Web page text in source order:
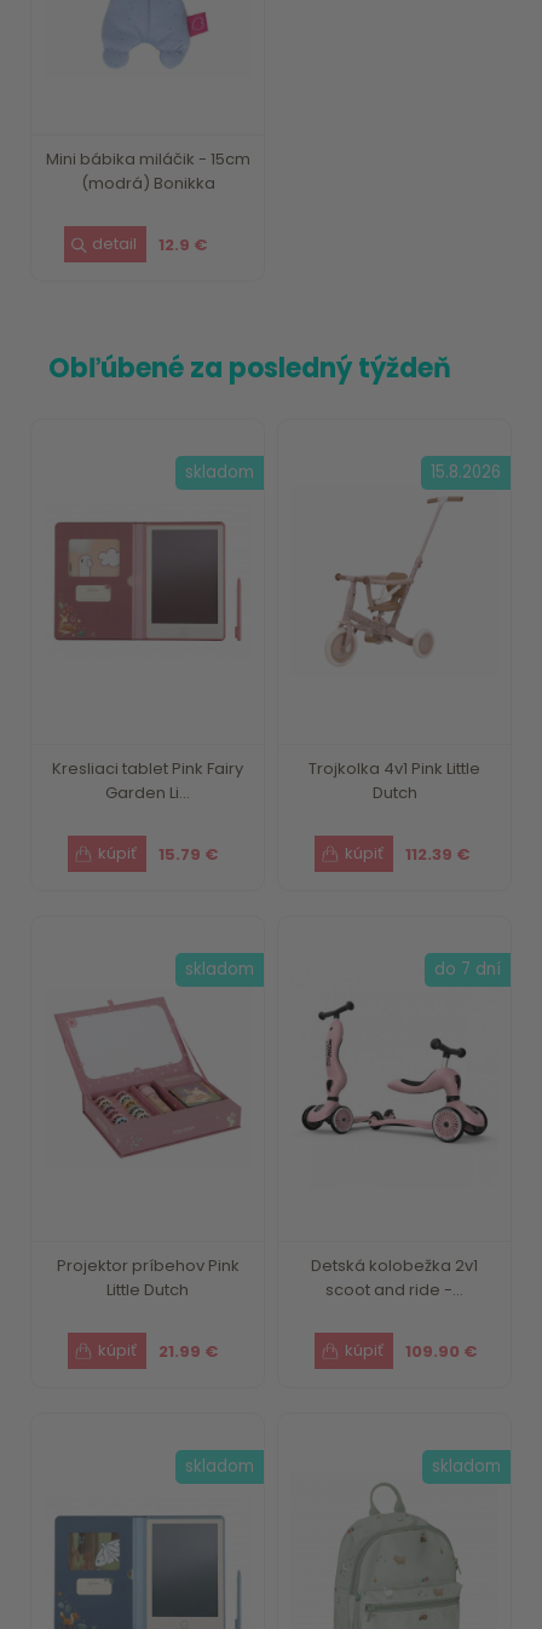
Mini bábika miláčik - 15cm
(modrá) Bonikka
12.9 €
Obľúbené za posledný týždeň
Kresliaci tablet Pink Fairy
Garden Li...
15.79 €
skladom
Trojkolka 4v1 Pink Little
Dutch
112.39 €
15.8.2026
Projektor príbehov Pink
Little Dutch
21.99 €
skladom
Detská kolobežka 2v1
scoot and ride -...
109.90 €
do 7 dní
skladom skladom